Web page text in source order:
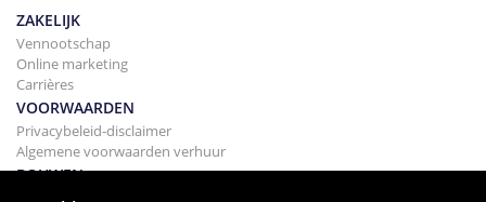
ZAKELIJK
Vennootschap
Online marketing
Carrières
VOORWAARDEN
Privacybeleid-disclaimer
Algemene voorwaarden verhuur
BOUWEN
Projecten